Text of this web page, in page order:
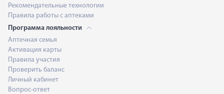
Рекомендательные технологии
Правила работы с аптеками
Программа лояльности
Аптечная семья
Активация карты
Правила участия
Проверить баланс
Личный кабинет
Вопрос-ответ